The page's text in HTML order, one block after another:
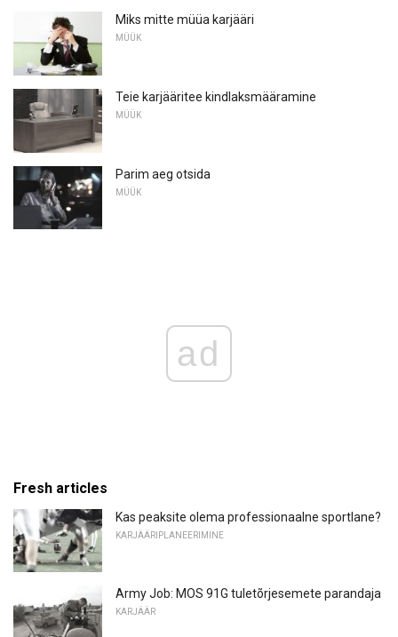
Miks mitte müüa karjääri
MÜÜK
Teie karjääritee kindlaksmääramine
MÜÜK
Parim aeg otsida
MÜÜK
ad
Fresh articles
Kas peaksite olema professionaalne sportlane?
KARJÄÄRIPLANEERIMINE
Army Job: MOS 91G ​​tuletõrjesemete parandaja
KARJÄÄR